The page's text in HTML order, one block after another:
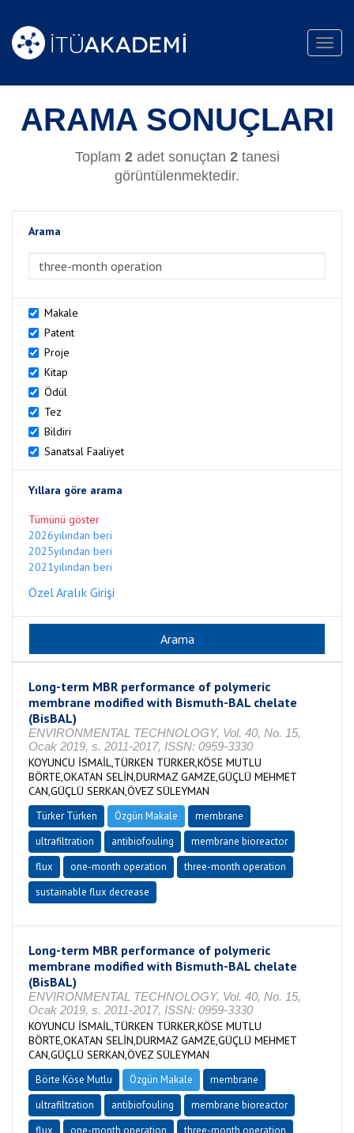
ARAMA SONUÇLARI
Toplam 2adet sonuçtan 2tanesi
görüntülenmektedir.
Arama
Makale
Patent
Proje
Kitap
Ödül
Tez
Bildiri
Sanatsal Faaliyet
Yıllara göre arama
Tümünü göster
2026yılından beri
2025yılından beri
2021yılından beri
Özel Aralık Girişi
Long-term MBR performance of polymeric
membrane modified with Bismuth-BAL chelate
(BisBAL)
ENVIRONMENTAL TECHNOLOGY, Vol. 40, No. 15,
Ocak 2019, s. 2011-2017, ISSN: 0959-3330
KOYUNCU İSMAİL,TÜRKEN TÜRKER,KÖSE MUTLU
BÖRTE,OKATAN SELİN,DURMAZ GAMZE,GÜÇLÜ MEHMET
CAN,GÜÇLÜ SERKAN,ÖVEZ SÜLEYMAN
Türker Türken Özgün Makale
membrane
ultrafiltration
antibiofouling
membrane bioreactor
flux
one-month operation
three-month operation
sustainable flux decrease
Long-term MBR performance of polymeric
membrane modified with Bismuth-BAL chelate
(BisBAL)
ENVIRONMENTAL TECHNOLOGY, Vol. 40, No. 15,
Ocak 2019, s. 2011-2017, ISSN: 0959-3330
KOYUNCU İSMAİL,TÜRKEN TÜRKER,KÖSE MUTLU
BÖRTE,OKATAN SELİN,DURMAZ GAMZE,GÜÇLÜ MEHMET
CAN,GÜÇLÜ SERKAN,ÖVEZ SÜLEYMAN
Börte Köse Mutlu Özgün Makale
membrane
ultrafiltration
antibiofouling
membrane bioreactor
flux
one-month operation
three-month operation